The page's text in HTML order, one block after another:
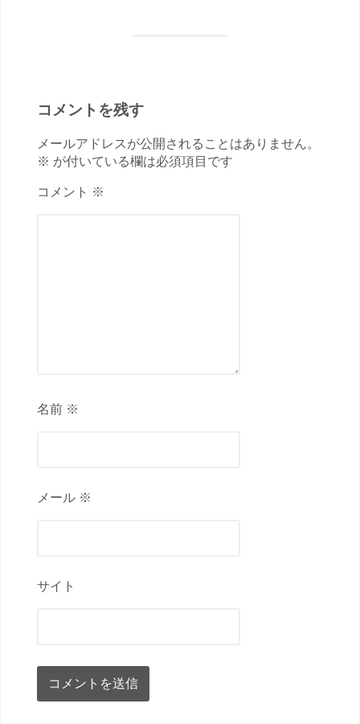
コメントを残す
メールアドレスが公開されることはありません。
※ が付いている欄は必須項目です
コメント ※
名前 ※
メール ※
サイト